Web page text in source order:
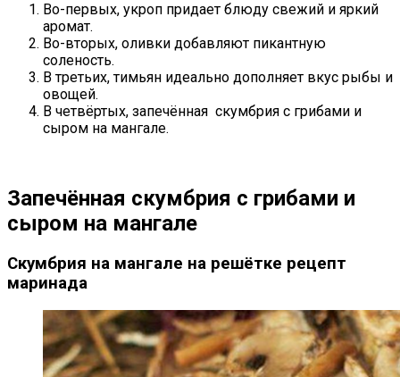
Во-первых, укроп придает блюду свежий и яркий
аромат.
Во-вторых, оливки добавляют пикантную
соленость.
В третьих, тимьян идеально дополняет вкус рыбы и
овощей.
В четвёртых, запечённая скумбрия с грибами и
сыром на мангале.
Запечённая скумбрия с грибами и
сыром на мангале
Скумбрия на мангале на решётке рецепт
маринада